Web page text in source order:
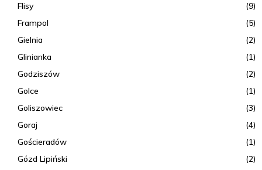
Flisy
(9)
Frampol
(5)
Gielnia
(2)
Glinianka
(1)
Godziszów
(2)
Golce
(1)
Goliszowiec
(3)
Goraj
(4)
Gościeradów
(1)
Gózd Lipiński
(2)